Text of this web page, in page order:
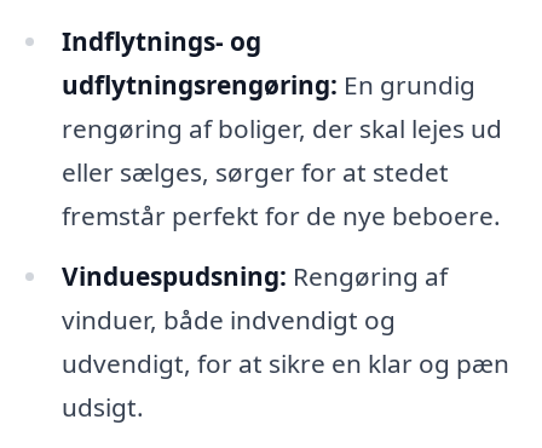
Indflytnings- og
udflytningsrengøring: En grundig
rengøring af boliger, der skal lejes ud
eller sælges, sørger for at stedet
fremstår perfekt for de nye beboere.
Vinduespudsning: Rengøring af
vinduer, både indvendigt og
udvendigt, for at sikre en klar og pæn
udsigt.